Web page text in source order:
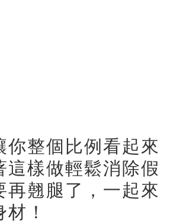
你整個比例看起來
這樣做輕鬆消除假
再翹腿了，一起來
！